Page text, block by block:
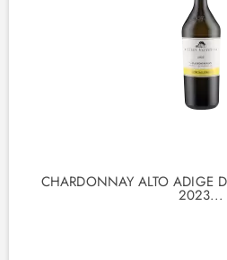
CHARDONNAY ALTO ADIGE
2023...